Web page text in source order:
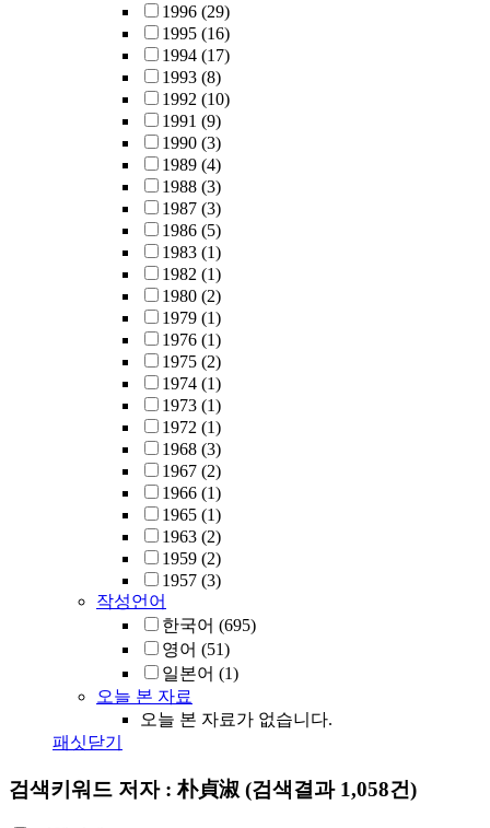
1996 (29)
1995 (16)
1994 (17)
1993 (8)
1992 (10)
1991 (9)
1990 (3)
1989 (4)
1988 (3)
1987 (3)
1986 (5)
1983 (1)
1982 (1)
1980 (2)
1979 (1)
1976 (1)
1975 (2)
1974 (1)
1973 (1)
1972 (1)
1968 (3)
1967 (2)
1966 (1)
1965 (1)
1963 (2)
1959 (2)
1957 (3)
작성언어
한국어 (695)
영어 (51)
일본어 (1)
오늘 본 자료
오늘 본 자료가 없습니다.
패싯닫기
검색키워드 저자 : 朴貞淑 (검색결과 1,058건)